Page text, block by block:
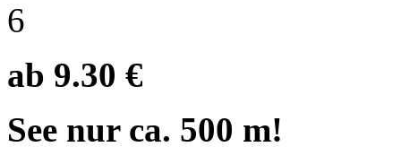
6
ab 9.30 €
See nur ca. 500 m!